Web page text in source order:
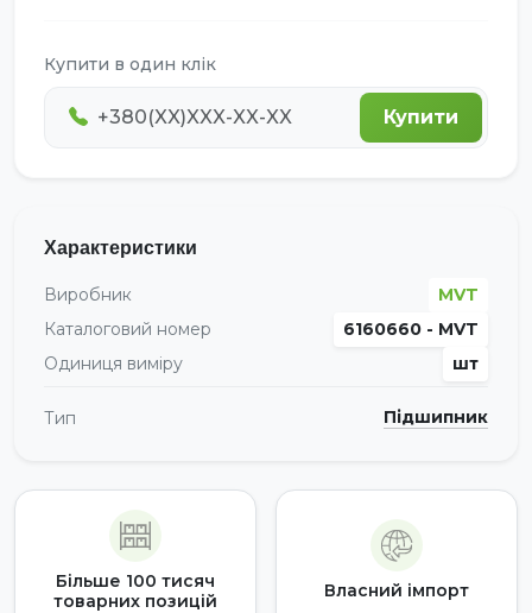
Купити в один клік
Купити
Характеристики
Виробник
MVT
Каталоговий номер
6160660 - MVT
Одиниця виміру
шт
Тип Підшипник
Більше 100 тисяч
товарних позицій
Власний імпорт